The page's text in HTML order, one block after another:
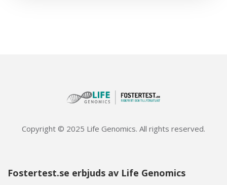
Copyright © 2025 Life Genomics. All rights reserved.
Fostertest.se erbjuds av Life Genomics